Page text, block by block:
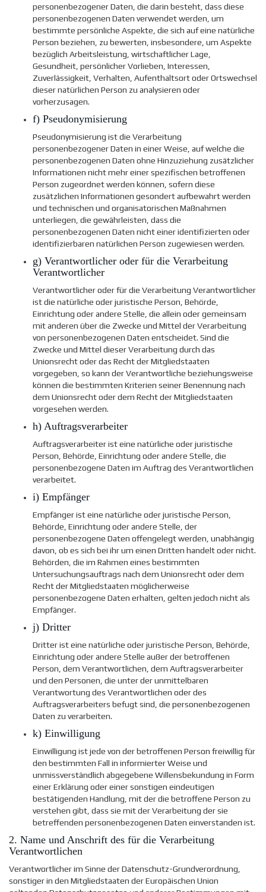
personenbezogener Daten, die darin besteht, dass diese
personenbezogenen Daten verwendet werden, um
bestimmte persönliche Aspekte, die sich auf eine natürliche
Person beziehen, zu bewerten, insbesondere, um Aspekte
bezüglich Arbeitsleistung, wirtschaftlicher Lage,
Gesundheit, persönlicher Vorlieben, Interessen,
Zuverlässigkeit, Verhalten, Aufenthaltsort oder Ortswechsel
dieser natürlichen Person zu analysieren oder
vorherzusagen.
f) Pseudonymisierung
Pseudonymisierung ist die Verarbeitung
personenbezogener Daten in einer Weise, auf welche die
personenbezogenen Daten ohne Hinzuziehung zusätzlicher
Informationen nicht mehr einer spezifischen betroffenen
Person zugeordnet werden können, sofern diese
zusätzlichen Informationen gesondert aufbewahrt werden
und technischen und organisatorischen Maßnahmen
unterliegen, die gewährleisten, dass die
personenbezogenen Daten nicht einer identifizierten oder
identifizierbaren natürlichen Person zugewiesen werden.
g) Verantwortlicher oder für die Verarbeitung
Verantwortlicher
Verantwortlicher oder für die Verarbeitung Verantwortlicher
ist die natürliche oder juristische Person, Behörde,
Einrichtung oder andere Stelle, die allein oder gemeinsam
mit anderen über die Zwecke und Mittel der Verarbeitung
von personenbezogenen Daten entscheidet. Sind die
Zwecke und Mittel dieser Verarbeitung durch das
Unionsrecht oder das Recht der Mitgliedstaaten
vorgegeben, so kann der Verantwortliche beziehungsweise
können die bestimmten Kriterien seiner Benennung nach
dem Unionsrecht oder dem Recht der Mitgliedstaaten
vorgesehen werden.
h) Auftragsverarbeiter
Auftragsverarbeiter ist eine natürliche oder juristische
Person, Behörde, Einrichtung oder andere Stelle, die
personenbezogene Daten im Auftrag des Verantwortlichen
verarbeitet.
i) Empfänger
Empfänger ist eine natürliche oder juristische Person,
Behörde, Einrichtung oder andere Stelle, der
personenbezogene Daten offengelegt werden, unabhängig
davon, ob es sich bei ihr um einen Dritten handelt oder nicht.
Behörden, die im Rahmen eines bestimmten
Untersuchungsauftrags nach dem Unionsrecht oder dem
Recht der Mitgliedstaaten möglicherweise
personenbezogene Daten erhalten, gelten jedoch nicht als
Empfänger.
j) Dritter
Dritter ist eine natürliche oder juristische Person, Behörde,
Einrichtung oder andere Stelle außer der betroffenen
Person, dem Verantwortlichen, dem Auftragsverarbeiter
und den Personen, die unter der unmittelbaren
Verantwortung des Verantwortlichen oder des
Auftragsverarbeiters befugt sind, die personenbezogenen
Daten zu verarbeiten.
k) Einwilligung
Einwilligung ist jede von der betroffenen Person freiwillig für
den bestimmten Fall in informierter Weise und
unmissverständlich abgegebene Willensbekundung in Form
einer Erklärung oder einer sonstigen eindeutigen
bestätigenden Handlung, mit der die betroffene Person zu
verstehen gibt, dass sie mit der Verarbeitung der sie
betreffenden personenbezogenen Daten einverstanden ist.
2. Name und Anschrift des für die Verarbeitung
Verantwortlichen
Verantwortlicher im Sinne der Datenschutz-Grundverordnung,
sonstiger in den Mitgliedstaaten der Europäischen Union